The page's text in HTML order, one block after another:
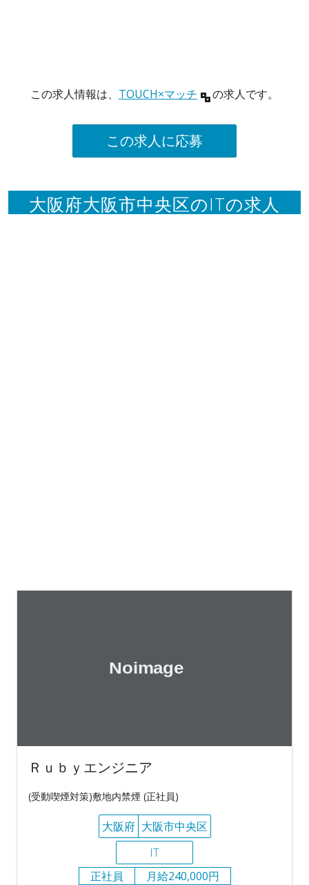
この求人情報は、 TOUCH×マッチ の求人です。
この求人に応募
大阪府大阪市中央区のITの求人
Ｒｕｂｙエンジニア
(受動喫煙対策)敷地内禁煙 (正社員)
大阪府 大阪市中央区
IT
正社員
月給240,000円